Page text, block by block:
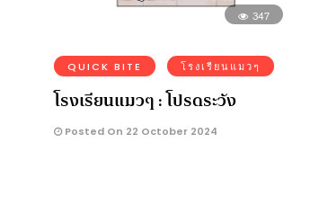
347
QUICK BITE โรงเรียนแมวๆ
โรงเรียนแมวๆ : โปรดระวัง
Posted On 22 October 2024